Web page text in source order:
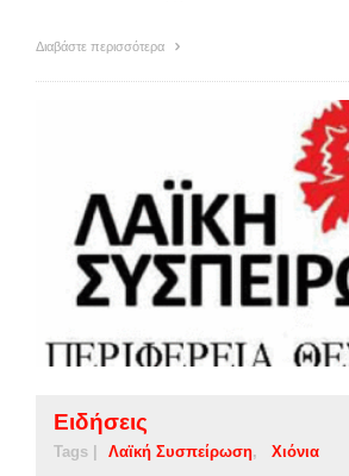
Διαβάστε περισσότερα
Ειδήσεις
Tags | Λαϊκή Συσπείρωση Χιόνια